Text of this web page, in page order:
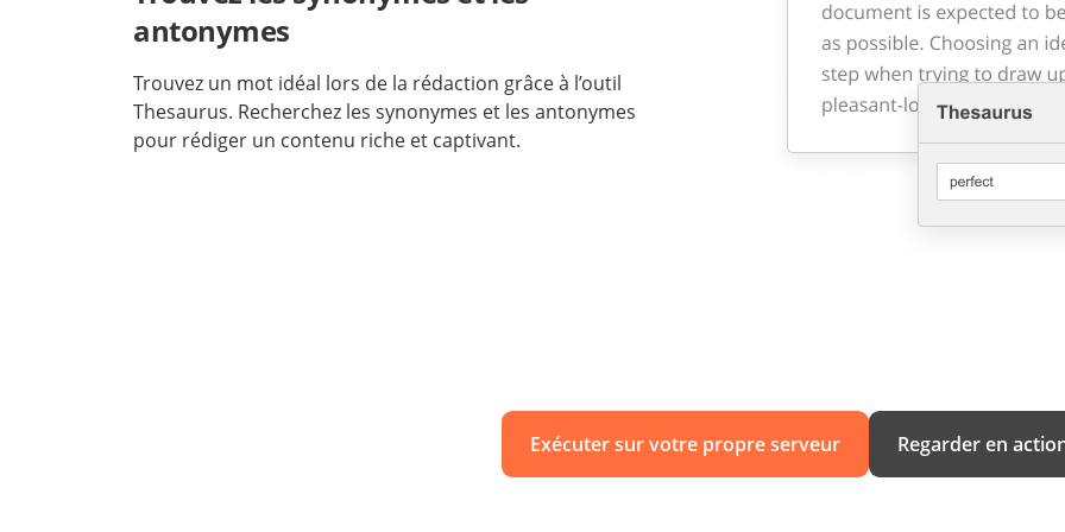
antonymes
Trouvez un mot idéal lors de la rédaction grâce à l’outil
Thesaurus. Recherchez les synonymes et les antonymes
pour rédiger un contenu riche et captivant.
Exécuter sur votre propre serveur Regarder en